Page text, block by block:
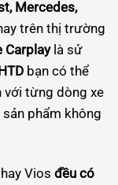
Mercedes,
trên thị trường
Carplaylà sử
bạn có thể
với từng dòng xe
phẩm không
Vios đều có